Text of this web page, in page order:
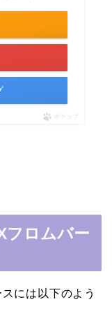
ポチップ
フロムバー
には以下のよう